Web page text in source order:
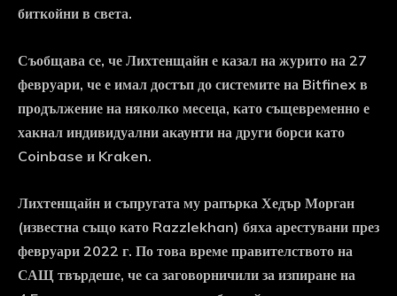
биткойни в света.
Съобщава се, че Лихтенщайн е казал на журито на 27
февруари, че е имал достъп до системите на Bitfinex в
продължение на няколко месеца, като същевременно е
хакнал индивидуални акаунти на други борси като
Coinbase и Kraken.
Лихтенщайн и съпругата му рапърка Хедър Морган
(известна също като Razzlekhan) бяха арестувани през
февруари 2022 г. По това време правителството на
САЩ твърдеше, че са заговорничили за изпиране на